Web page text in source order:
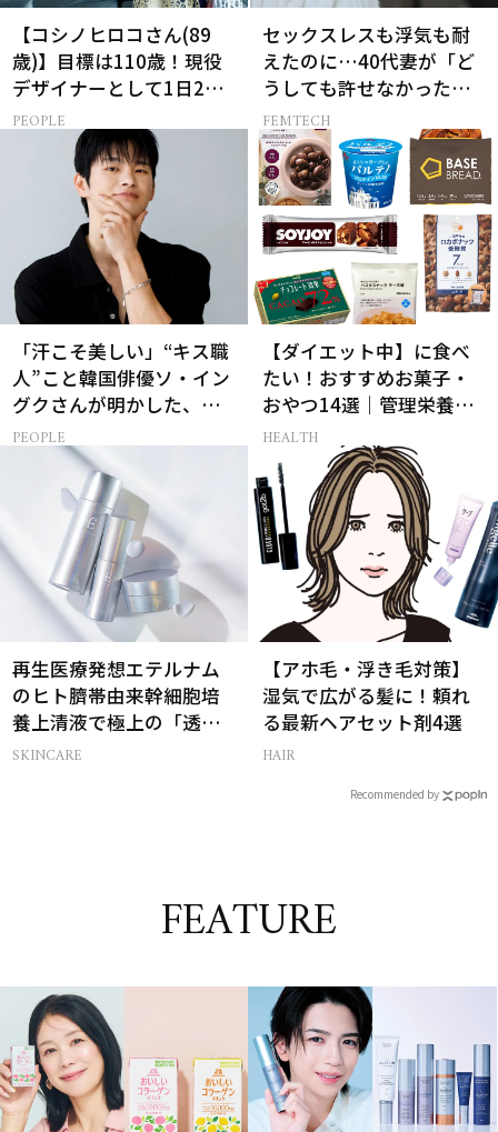
【コシノヒロコさん(89
歳)】目標は110歳！現役
デザイナーとして1日2食
と筋トレの理由
PEOPLE
セックスレスも浮気も耐
えたのに…40代妻が「ど
うしても許せなかった」
夫の一言
FEMTECH
「汗こそ美しい」“キス職
人”こと韓国俳優ソ・イン
グクさんが明かした、惹
かれる人の条件とは
PEOPLE
【ダイエット中】に食べ
たい！おすすめお菓子・
おやつ14選｜管理栄養士
監修
HEALTH
再生医療発想エテルナム
のヒト臍帯由来幹細胞培
養上清液で極上の「透明
感ハリ肌」へ
SKINCARE
【アホ毛・浮き毛対策】
湿気で広がる髪に！頼れ
る最新ヘアセット剤4選
HAIR
Recommended by
FEATURE